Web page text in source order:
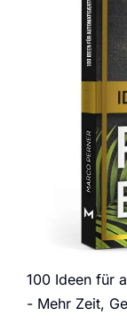
100 Ideen für
- Mehr Zeit,